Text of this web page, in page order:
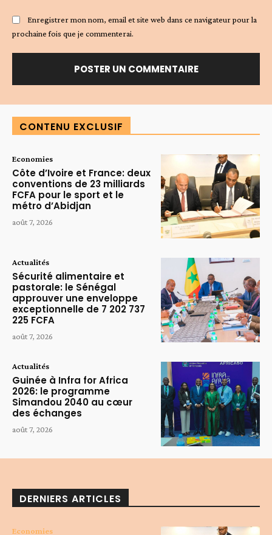
Enregistrer mon nom, email et site web dans ce navigateur pour la
prochaine fois que je commenterai.
CONTENU EXCLUSIF
Economies
Côte d’Ivoire et France: deux
conventions de 23 milliards
FCFA pour le sport et le
métro d’Abidjan
août 7, 2026
Actualités
Sécurité alimentaire et
pastorale: le Sénégal
approuver une enveloppe
exceptionnelle de 7 202 737
225 FCFA
août 7, 2026
Actualités
Guinée à Infra for Africa
2026: le programme
Simandou 2040 au cœur
des échanges
août 7, 2026
DERNIERS ARTICLES
Economies